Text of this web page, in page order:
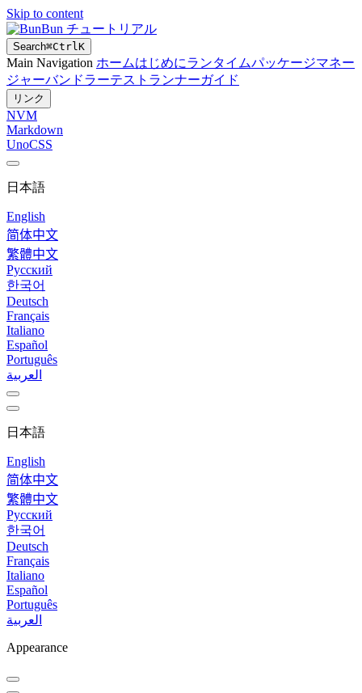
Skip to content
Bun チュートリアル
Search⌘CtrlK
Main Navigation ホームはじめにランタイムパッケージマネー
ジャーバンドラーテストランナーガイド
リンク
NVM
Markdown
UnoCSS
日本語
English
简体中文
繁體中文
Русский
한국어
Deutsch
Français
Italiano
Español
Português
العربية
日本語
English
简体中文
繁體中文
Русский
한국어
Deutsch
Français
Italiano
Español
Português
العربية
Appearance